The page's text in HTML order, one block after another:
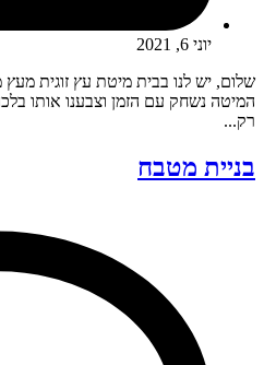
יוני 6, 2021
שלום, יש לנו בבית מיטת עץ זוגית
המיטה נשחק עם הזמן וצבענו אותו
רק...
בניית מטבח